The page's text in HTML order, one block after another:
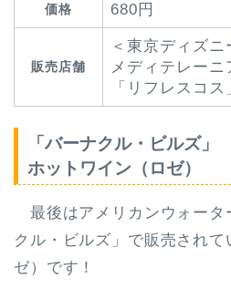
価格 680円
販売店舗
＜東京ディズニ
メディテレーニ
「リフレスコス
「バーナクル・ビルズ」
ホットワイン（ロゼ）
最後はアメリカンウォータ
クル・ビルズ」で販売されて
ゼ）です！